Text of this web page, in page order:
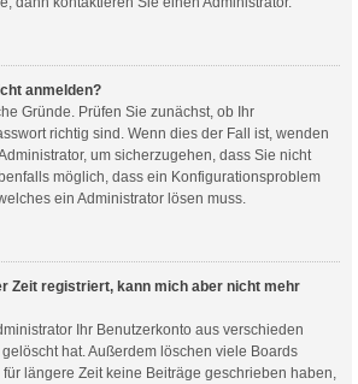
anmelden?
Gründe. Prüfen Sie zunächst, ob Ihr
richtig sind. Wenn dies der Fall ist, wenden
um sicherzugehen, dass Sie nicht
möglich, dass ein Konfigurationsproblem
ein Administrator lösen muss.
Zeit registriert, kann mich aber nicht mehr
Ihr Benutzerkonto aus verschieden
hat. Außerdem löschen viele Boards
längere Zeit keine Beiträge geschrieben haben,